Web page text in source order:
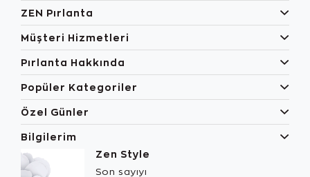
ZEN Pırlanta
Müşteri Hizmetleri
Pırlanta Hakkında
Popüler Kategoriler
Özel Günler
Bilgilerim
Zen Style
Son sayıyı